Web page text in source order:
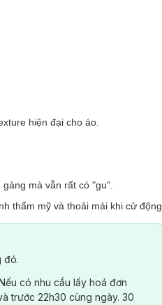
hiện đại cho áo.
mà vẫn rất có "gu".
thẩm mỹ và thoải mái khi cử động.
đó.
có nhu cầu lấy hoá đơn
trước 22h30 cùng ngày. 30